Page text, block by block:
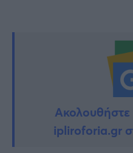
Ακολουθήστε
ipliroforia.gr